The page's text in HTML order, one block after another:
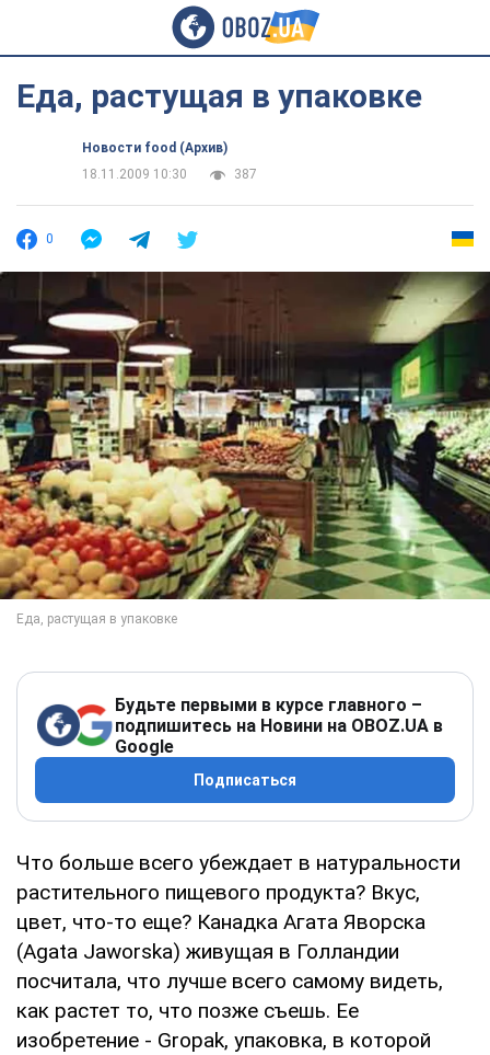
Еда, растущая в упаковке
Новости food (Архив)
18.11.2009 10:30
387
0
Будьте первыми в курсе главного –
подпишитесь на Новини на OBOZ.UA в
Google
Подписаться
Что больше всего убеждает в натуральности
растительного пищевого продукта? Вкус,
цвет, что-то еще? Канадка Агата Яворска
(Agata Jaworska) живущая в Голландии
посчитала, что лучше всего самому видеть,
как растет то, что позже съешь. Ее
изобретение - Gropak, упаковка, в которой